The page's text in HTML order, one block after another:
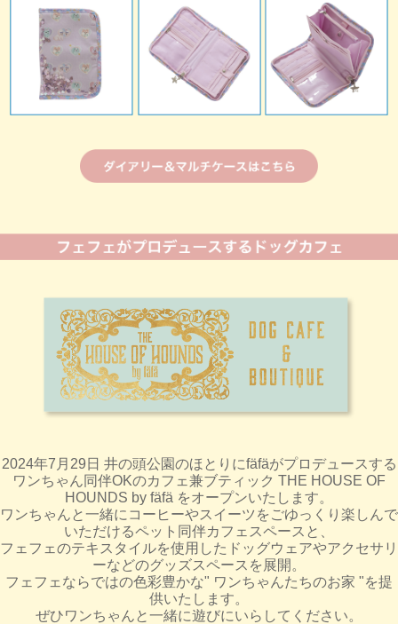
2024年7月29日 井の頭公園のほとりにfäfäがプロデュースする
ワンちゃん同伴OKのカフェ兼ブティック THE HOUSE OF
HOUNDS by fäfä をオープンいたします。
ワンちゃんと一緒にコーヒーやスイーツをごゆっくり楽しんで
いただけるペット同伴カフェスペースと、
フェフェのテキスタイルを使用したドッグウェアやアクセサリ
ーなどのグッズスペースを展開。
フェフェならではの色彩豊かな" ワンちゃんたちのお家 "を提
供いたします。
ぜひワンちゃんと一緒に遊びにいらしてください。